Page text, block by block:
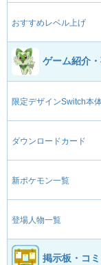
おすすめレベル上げ
ゲーム紹介
限定デザインSwitch本
ダウンロードカード
新ポケモン一覧
登場人物一覧
掲示板・コ